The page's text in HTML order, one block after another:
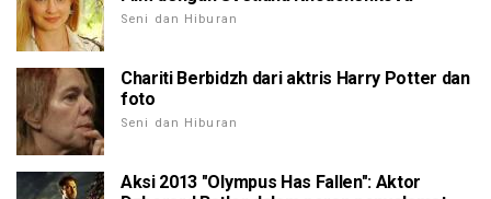
Seni dan Hiburan
Chariti Berbidzh dari aktris Harry Potter dan
foto
Seni dan Hiburan
Aksi 2013 "Olympus Has Fallen": Aktor